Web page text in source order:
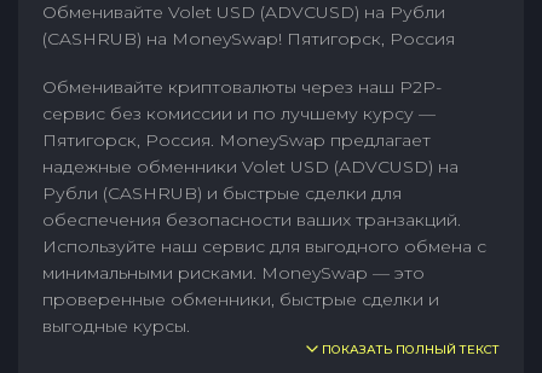
Обменивайте Volet USD (ADVCUSD) на Рубли
(CASHRUB) на MoneySwap! Пятигорск, Россия
Обменивайте криптовалюты через наш P2P-
сервис без комиссии и по лучшему курсу —
Пятигорск, Россия. MoneySwap предлагает
надежные обменники Volet USD (ADVCUSD) на
Рубли (CASHRUB) и быстрые сделки для
обеспечения безопасности ваших транзакций.
Используйте наш сервис для выгодного обмена с
минимальными рисками. MoneySwap — это
проверенные обменники, быстрые сделки и
выгодные курсы.
ПОКАЗАТЬ ПОЛНЫЙ ТЕКСТ